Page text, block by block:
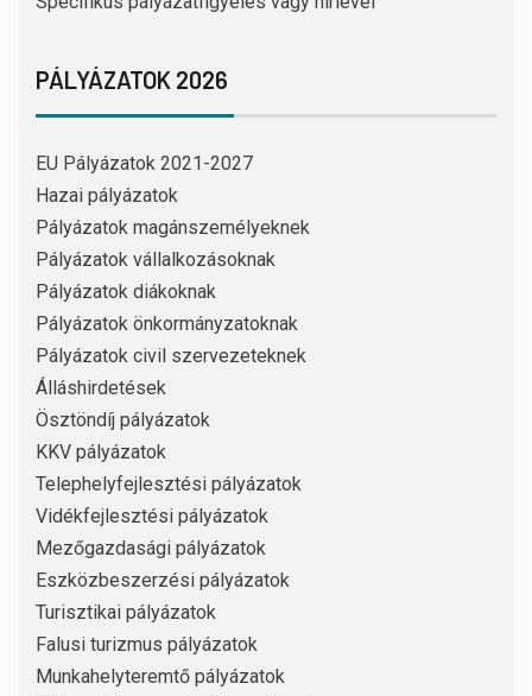
PÁLYÁZATOK 2026
EU Pályázatok 2021-2027
Hazai pályázatok
Pályázatok magánszemélyeknek
Pályázatok vállalkozásoknak
Pályázatok diákoknak
Pályázatok önkormányzatoknak
Pályázatok civil szervezeteknek
Álláshirdetések
Ösztöndíj pályázatok
KKV pályázatok
Telephelyfejlesztési pályázatok
Vidékfejlesztési pályázatok
Mezőgazdasági pályázatok
Eszközbeszerzési pályázatok
Turisztikai pályázatok
Falusi turizmus pályázatok
Munkahelyteremtő pályázatok